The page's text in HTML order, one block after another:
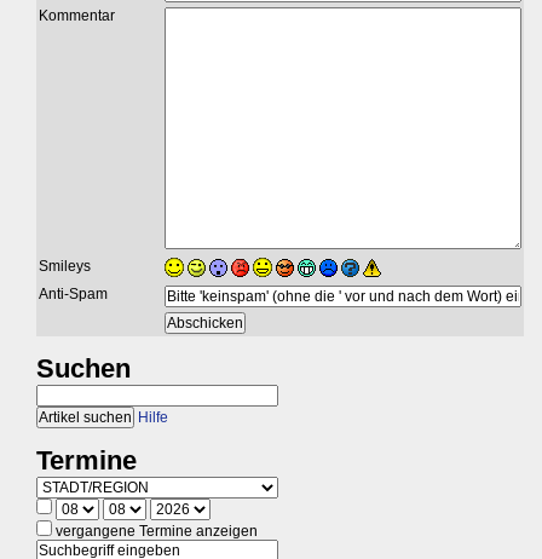
Kommentar
Smileys
Anti-Spam
Suchen
Hilfe
Termine
vergangene Termine anzeigen